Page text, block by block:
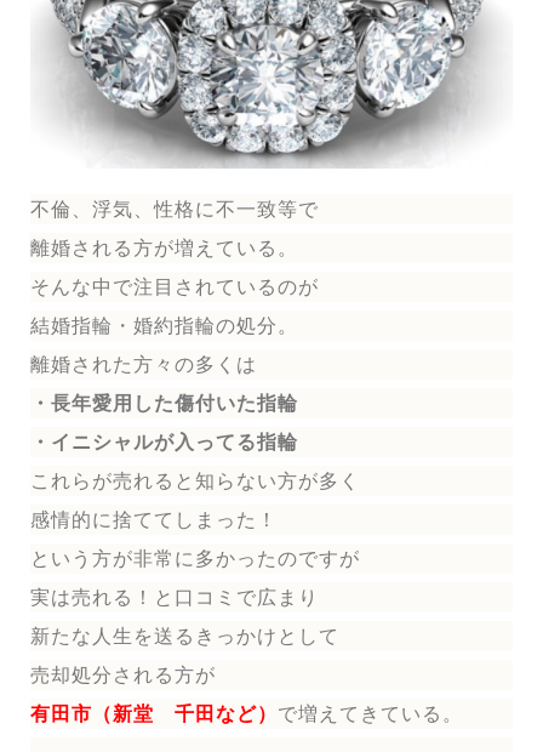
不倫、浮気、性格に不一致等で
離婚される方が増えている。
そんな中で注目されているのが
結婚指輪 ・婚約指輪の処分。
離婚された方々の多くは
・長年愛用した傷付いた指輪
・イニシャルが入ってる指輪
これらが売れると知らない方が多く
感情的に捨ててしまった！
という方が非常に多かったのですが
実は売れる！と口コミで広まり
新たな人生を送る きっかけとして
売却処分される方が
有田市（新堂 千田など） で増えてきている。